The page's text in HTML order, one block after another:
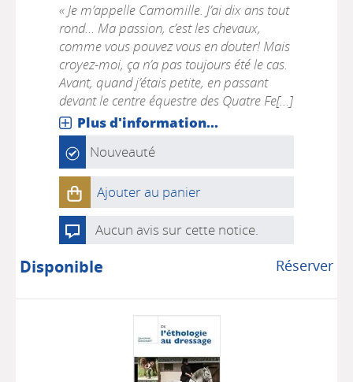
« Je m’appelle Camomille. J’ai dix ans tout
rond... Ma passion, c’est les chevaux,
comme vous pouvez vous en douter! Mais
croyez-moi, ça n’a pas toujours été le cas.
Avant, quand j’étais petite, en passant
devant le centre équestre des Quatre Fe[...]
Plus d'information...
Nouveauté
Ajouter au panier
Aucun avis sur cette notice.
Réserver
Disponible